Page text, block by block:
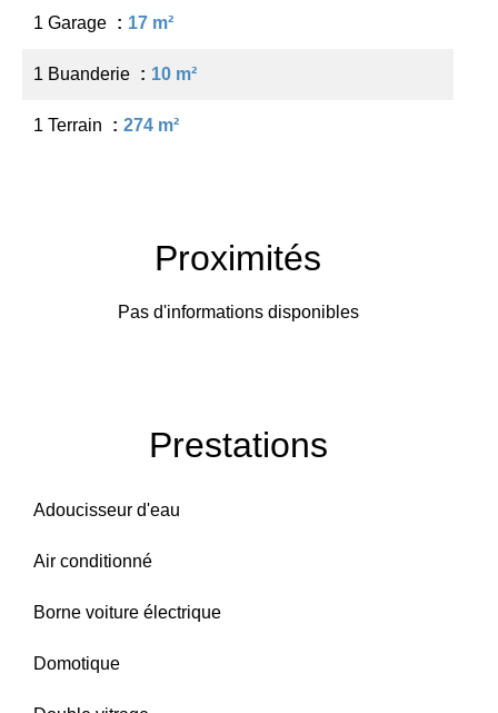
1 Garage 17 m²
1 Buanderie 10 m²
1 Terrain 274 m²
Proximités
Pas d'informations disponibles
Prestations
Adoucisseur d'eau
Air conditionné
Borne voiture électrique
Domotique